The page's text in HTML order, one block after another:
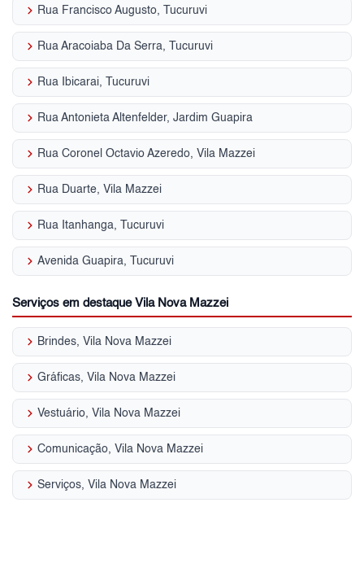
keyboard_arrow_right Rua Francisco Augusto, Tucuruvi
keyboard_arrow_right Rua Aracoiaba Da Serra, Tucuruvi
keyboard_arrow_right Rua Ibicarai, Tucuruvi
keyboard_arrow_right Rua Antonieta Altenfelder, Jardim Guapira
keyboard_arrow_right Rua Coronel Octavio Azeredo, Vila Mazzei
keyboard_arrow_right Rua Duarte, Vila Mazzei
keyboard_arrow_right Rua Itanhanga, Tucuruvi
keyboard_arrow_right Avenida Guapira, Tucuruvi
Serviços em destaque Vila Nova Mazzei
keyboard_arrow_right Brindes, Vila Nova Mazzei
keyboard_arrow_right Gráficas, Vila Nova Mazzei
keyboard_arrow_right Vestuário, Vila Nova Mazzei
keyboard_arrow_right Comunicação, Vila Nova Mazzei
keyboard_arrow_right Serviços, Vila Nova Mazzei